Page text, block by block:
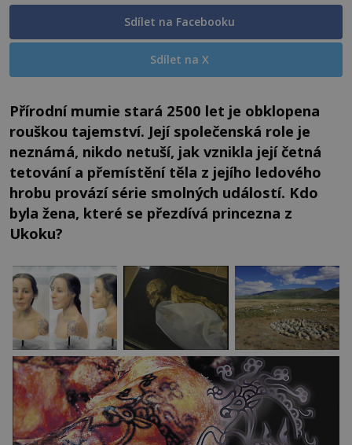
Sdílet na Facebooku
Sdílet na X
Přírodní mumie stará 2500 let je obklopena
rouškou tajemství. Její společenská role je
neznámá, nikdo netuší, jak vznikla její četná
tetování a přemístění těla z jejího ledového
hrobu provází série smolných událostí. Kdo
byla žena, které se přezdívá princezna z
Ukoku?